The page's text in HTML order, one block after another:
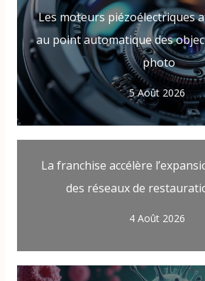
Les moteurs piézoélectriques
au point automatique des
photo
5 Août 2026
La franchise accélère
des réseaux de
4 Août 2026